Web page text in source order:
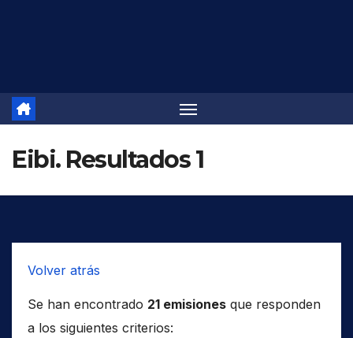
Eibi. Resultados 1
Volver atrás
Se han encontrado 21 emisiones que responden
a los siguientes criterios: